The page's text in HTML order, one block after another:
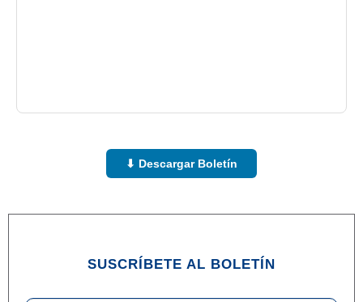
⬇ Descargar Boletín
SUSCRÍBETE AL BOLETÍN